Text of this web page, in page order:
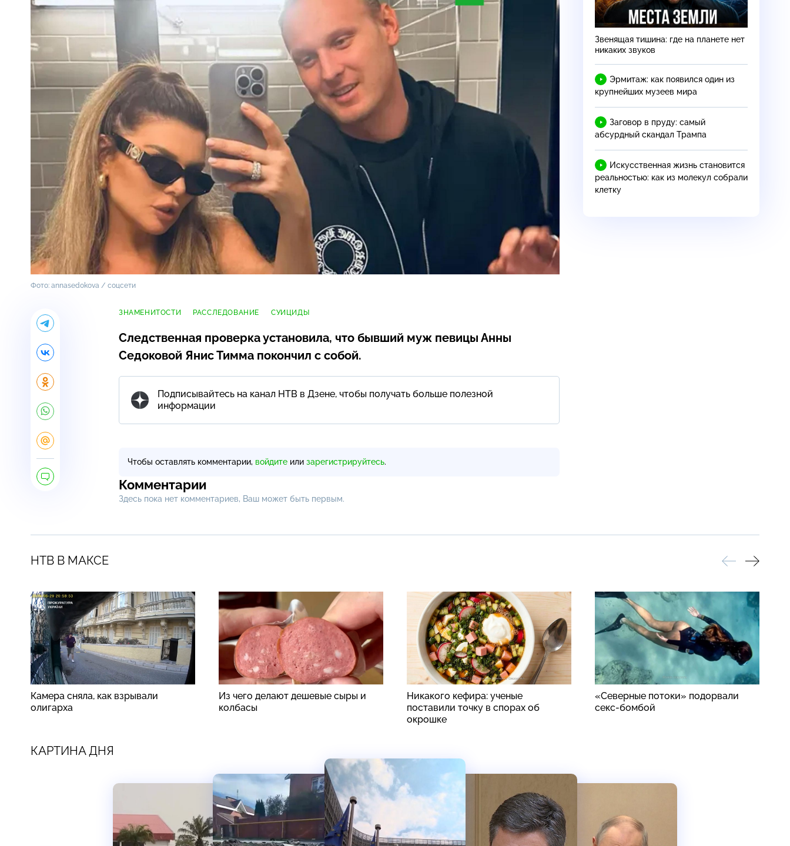
Фото: annasedokova / соцсети
ЗНАМЕНИТОСТИ РАССЛЕДОВАНИЕ СУИЦИДЫ
Следственная проверка установила, что бывший муж певицы Анны
Седоковой Янис Тимма покончил с собой.
Подписывайтесь на канал НТВ в Дзене, чтобы получать больше полезной
информации
Чтобы оставлять комментарии, войдите или зарегистрируйтесь.
Комментарии
Здесь пока нет комментариев, Ваш может быть первым.
Звенящая тишина: где на планете нет
никаких звуков
Эрмитаж: как появился один из
крупнейших музеев мира
Заговор в пруду: самый
абсурдный скандал Трампа
Искусственная жизнь становится
реальностью: как из молекул собрали
клетку
НТВ В МАКСЕ
Камера сняла, как взрывали
олигарха
Из чего делают дешевые сыры и
колбасы
Никакого кефира: ученые
поставили точку в спорах об
окрошке
«Северные потоки» подорвали
секс-бомбой
КАРТИНА ДНЯ